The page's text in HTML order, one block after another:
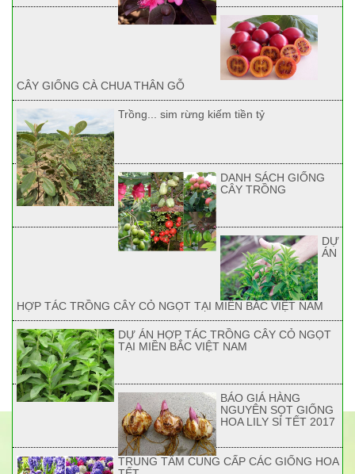
CÂY GIỐNG CÀ CHUA THÂN GỖ
Trồng... sim rừng kiếm tiền tỷ
DANH SÁCH GIỐNG
CÂY TRỒNG
DỰ
ÁN
HỢP TÁC TRỒNG CÂY CỎ NGỌT TẠI MIỀN BẮC VIỆT NAM
DỰ ÁN HỢP TÁC TRỒNG CÂY CỎ NGỌT
TẠI MIỀN BẮC VIỆT NAM
BÁO GIÁ HÀNG
NGUYÊN SỌT GIỐNG
HOA LILY SỈ TẾT 2017
TRUNG TÂM CUNG CẤP CÁC GIỐNG HOA